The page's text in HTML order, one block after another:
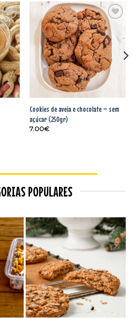
Adicionar
aos
favoritos
Cookies de aveia e chocolate – sem
açúcar (250gr)
7.00€
POPULARES